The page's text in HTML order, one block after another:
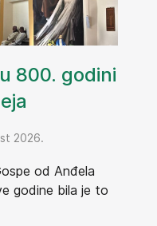
800. godini
2026.
od Anđela
godine bila je to